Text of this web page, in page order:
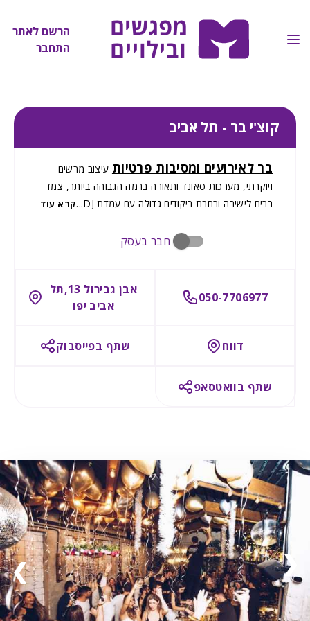
הרשם לאתר
התחבר
קוצ'י בר - תל אביב
בר לאירועים ומסיבות פרטיות עיצוב מרשים
ויוקרתי, מערכות סאונד ותאורה ברמה הגבוהה ביותר, צמד
ברים לישיבה ורחבת ריקודים גדולה עם עמדת DJ
...קרא עוד
חבר בעסק
050-7706977
אבן גבירול 13,תל
אביב יפו
דווח שתף בפייסבוק
שתף בוואטסאפ
❮ ❯